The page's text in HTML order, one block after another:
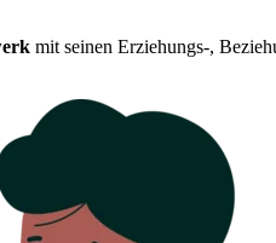
mit seinen Erziehungs-,